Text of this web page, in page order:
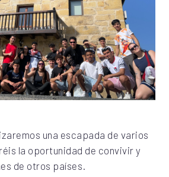
una escapada de varios
la oportunidad de convivir y
de otros países.